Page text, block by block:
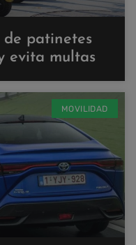
patinetes
evita multas
MOVILIDAD